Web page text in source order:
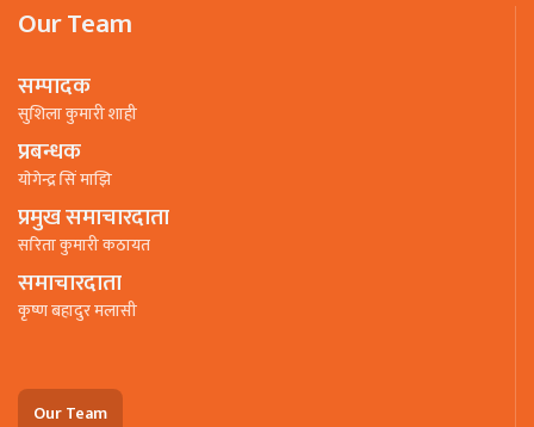
Our Team
सम्पादक
सुशिला कुमारी शाही
प्रबन्धक
याेगेन्द्र सिं माझि
प्रमुख समाचारदाता
सरिता कुमारी कठायत
समाचारदाता
कृष्ण बहादुर मलासी
Our Team